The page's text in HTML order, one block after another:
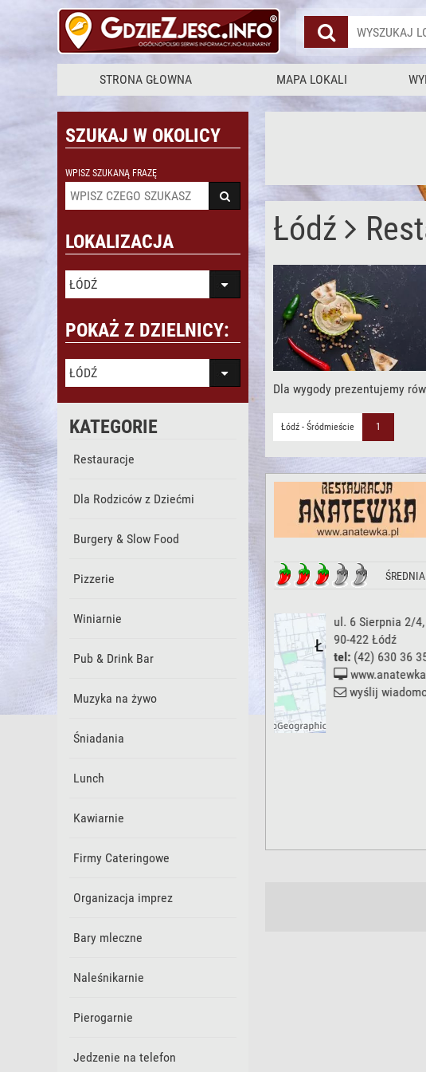
STRONA GŁOWNA MAPA LOKALI
SZUKAJ W OKOLICY
WPISZ SZUKANĄ FRAZĘ
LOKALIZACJA
ŁÓDŹ
POKAŻ Z DZIELNICY:
ŁÓDŹ
KATEGORIE
Restauracje
Dla Rodziców z Dziećmi
Burgery & Slow Food
Pizzerie
Winiarnie
Pub & Drink Bar
Muzyka na żywo
Śniadania
Lunch
Kawiarnie
Firmy Cateringowe
Organizacja imprez
Bary mleczne
Naleśnikarnie
Pierogarnie
Jedzenie na telefon
Łódź
Dla wygody prezentujemy
Łódź - Śródmieście 1
ul. 6 Sierpnia 2/4
tel: (42) 630 36 35
wyślij wiadomość